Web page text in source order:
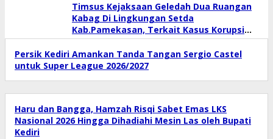
Timsus Kejaksaan Geledah Dua Ruangan
Kabag Di Lingkungan Setda
Kab.Pamekasan, Terkait Kasus Korupsi
Jalan Anggaran Tahun 2025
Persik Kediri Amankan Tanda Tangan Sergio Castel
untuk Super League 2026/2027
Haru dan Bangga, Hamzah Risqi Sabet Emas LKS
Nasional 2026 Hingga Dihadiahi Mesin Las oleh Bupati
Kediri